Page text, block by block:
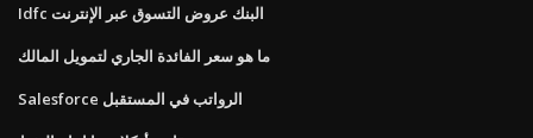
Idfc البنك عروض التسوق عبر الإنترنت
ما هو سعر الفائدة الجاري لتمويل المالك
Salesforce الرواتب في المستقبل